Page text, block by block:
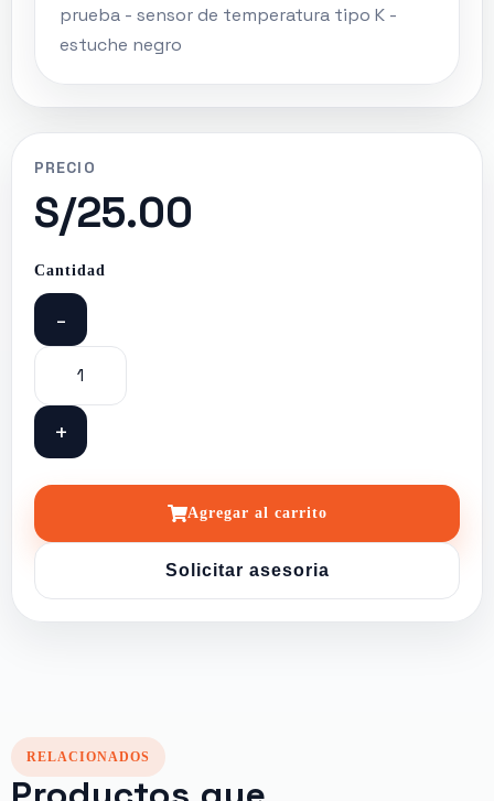
prueba - sensor de temperatura tipo K -
estuche negro
PRECIO
S/25.00
Cantidad
-
+
Agregar al carrito
Solicitar asesoria
RELACIONADOS